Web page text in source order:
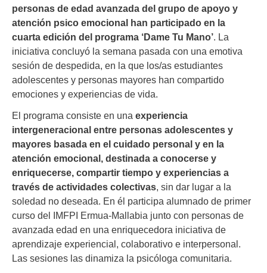
personas de edad avanzada del grupo de apoyo y
atención psico emocional han participado en la
cuarta edición del programa ‘Dame Tu Mano’ . La
iniciativa concluyó la semana pasada con una emotiva
sesión de despedida, en la que los/as estudiantes
adolescentes y personas mayores han compartido
emociones y experiencias de vida.
El programa consiste en una experiencia
intergeneracional entre personas adolescentes y
mayores basada en el cuidado personal y en la
atención emocional, destinada a conocerse y
enriquecerse, compartir tiempo y experiencias a
través de actividades colectivas, sin dar lugar a la
soledad no deseada. En él participa alumnado de primer
curso del IMFPI Ermua-Mallabia junto con personas de
avanzada edad en una enriquecedora iniciativa de
aprendizaje experiencial, colaborativo e interpersonal.
Las sesiones las dinamiza la psicóloga comunitaria.